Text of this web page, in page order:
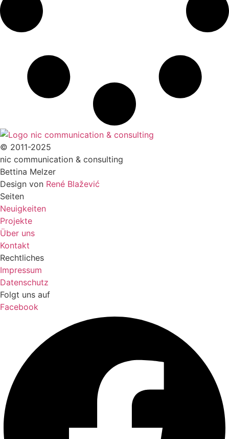
© 2011-2025
nic communication & consulting
Bettina Melzer
Design von René Blažević
Seiten
Neuigkeiten
Projekte
Über uns
Kontakt
Rechtliches
Impressum
Datenschutz
Folgt uns auf
Facebook